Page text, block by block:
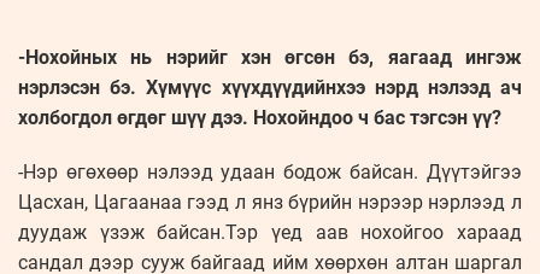
-Нохойных нь нэрийг хэн өгсөн бэ, яагаад ингэж
нэрлэсэн бэ. Хүмүүс хүүхдүүдийнхээ нэрд нэлээд ач
холбогдол өгдөг шүү дээ. Нохойндоо ч бас тэгсэн үү?
-Нэр өгөхөөр нэлээд удаан бодож байсан. Дүүтэйгээ
Цасхан, Цагаанаа гээд л янз бүрийн нэрээр нэрлээд л
дуудаж үзэж байсан.Тэр үед аав нохойгоо хараад
сандал дээр сууж байгаад ийм хөөрхөн алтан шаргал